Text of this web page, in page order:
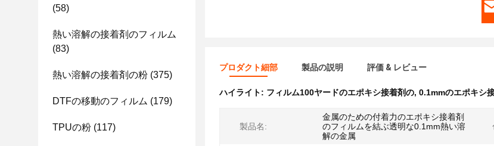
(58)
熱い溶解の接着剤のフィルム
(83)
熱い溶解の接着剤の粉 (375)
DTFの移動のフィルム (179)
TPUの粉 (117)
プロダクト細部 製品の説明 評価 & レビュー
ハイライト: フィルム100ヤードのエポキシ接着剤の, 0.1mmのエポキシ
製品名:
金属のための付着力のエポキシ接着剤
のフィルムを結ぶ透明な0.1mm熱い溶
解の金属